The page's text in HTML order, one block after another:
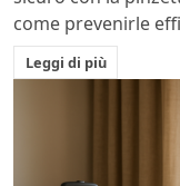
come prevenirle
Leggi di più